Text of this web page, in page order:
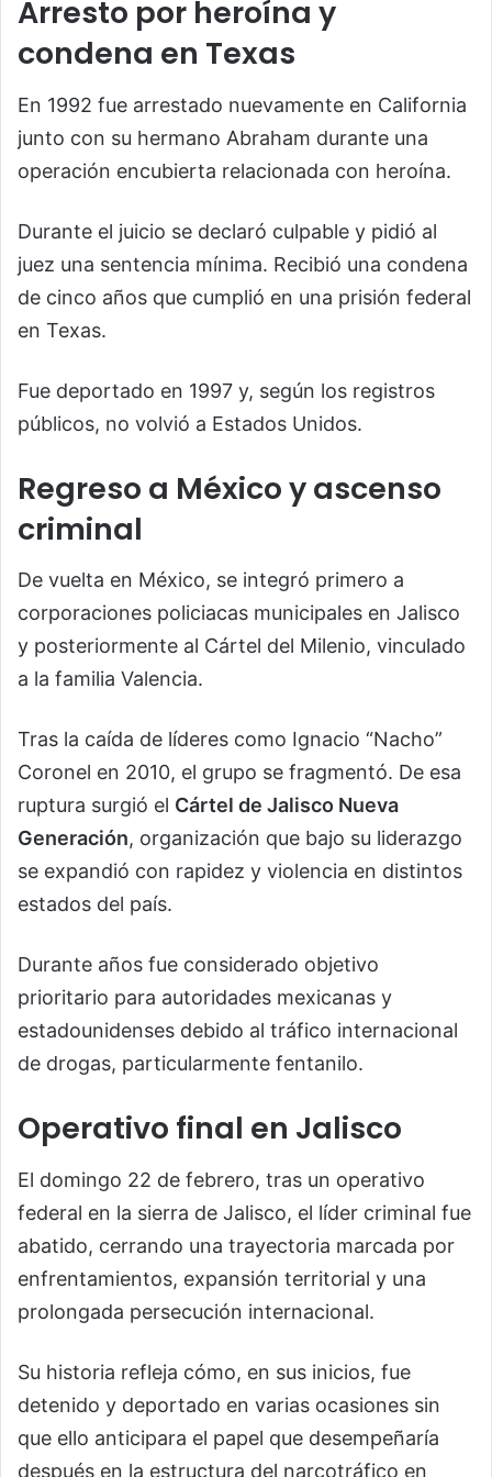
Arresto por heroína y
condena en Texas
En 1992 fue arrestado nuevamente en California
junto con su hermano Abraham durante una
operación encubierta relacionada con heroína.
Durante el juicio se declaró culpable y pidió al
juez una sentencia mínima. Recibió una condena
de cinco años que cumplió en una prisión federal
en Texas.
Fue deportado en 1997 y, según los registros
públicos, no volvió a Estados Unidos.
Regreso a México y ascenso
criminal
De vuelta en México, se integró primero a
corporaciones policiacas municipales en Jalisco
y posteriormente al Cártel del Milenio, vinculado
a la familia Valencia.
Tras la caída de líderes como Ignacio “Nacho”
Coronel en 2010, el grupo se fragmentó. De esa
ruptura surgió el Cártel de Jalisco Nueva
Generación, organización que bajo su liderazgo
se expandió con rapidez y violencia en distintos
estados del país.
Durante años fue considerado objetivo
prioritario para autoridades mexicanas y
estadounidenses debido al tráfico internacional
de drogas, particularmente fentanilo.
Operativo final en Jalisco
El domingo 22 de febrero, tras un operativo
federal en la sierra de Jalisco, el líder criminal fue
abatido, cerrando una trayectoria marcada por
enfrentamientos, expansión territorial y una
prolongada persecución internacional.
Su historia refleja cómo, en sus inicios, fue
detenido y deportado en varias ocasiones sin
que ello anticipara el papel que desempeñaría
después en la estructura del narcotráfico en